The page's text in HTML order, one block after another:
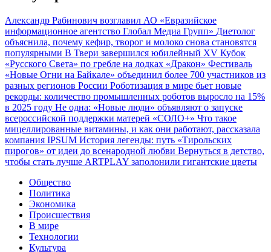
Александр Рабинович возглавил АО «Евразийское
информационное агентство Глобал Медиа Групп» Диетолог
объяснила, почему кефир, творог и молоко снова становятся
популярными В Твери завершился юбилейный XV Кубок
«Русского Света» по гребле на лодках «Дракон» Фестиваль
«Новые Огни на Байкале» объединил более 700 участников из
разных регионов России Роботизация в мире бьет новые
рекорды: количество промышленных роботов выросло на 15%
в 2025 году Не одна: «Новые люди» объявляют о запуске
всероссийской поддержки матерей «СОЛО+» Что такое
мицеллированные витамины, и как они работают, рассказала
компания IPSUM История легенды: путь «Тирольских
пирогов» от идеи до всенародной любви Вернуться в детство,
чтобы стать лучше ARTPLAY заполонили гигантские цветы
Общество
Политика
Экономика
Происшествия
В мире
Технологии
Культура